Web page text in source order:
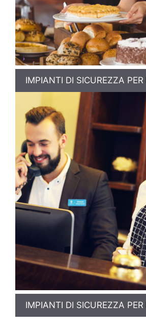
IMPIANTI DI SICUREZZA PER
IMPIANTI DI SICUREZZA PER